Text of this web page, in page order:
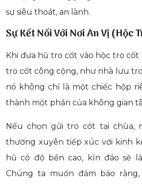
sự siêu thoát, an lành.
Sự Kết Nối Với Nơi An Vị (Hộc
Khi đưa hũ tro cốt vào hộc tro
tro cốt công cộng, như nhà lưu
nó không chỉ là một chiếc hộp
thành một phần của không gian
Nếu chọn gửi tro cốt tại chùa,
thường xuyên tiếp xúc với kinh
hũ có độ bền cao, kín đáo sẽ
Chúng ta muốn đảm bảo